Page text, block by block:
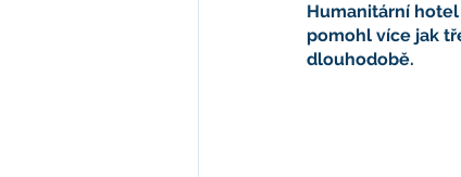
Humanitární
pomohl více jak
dlouhodobě.